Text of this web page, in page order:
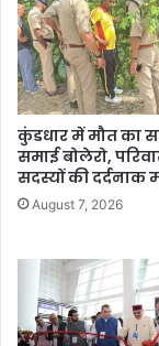
कुंडधार में मौत का
समाई बोलेरो,
सदस्यों की दर्दनाक
August 7, 2026